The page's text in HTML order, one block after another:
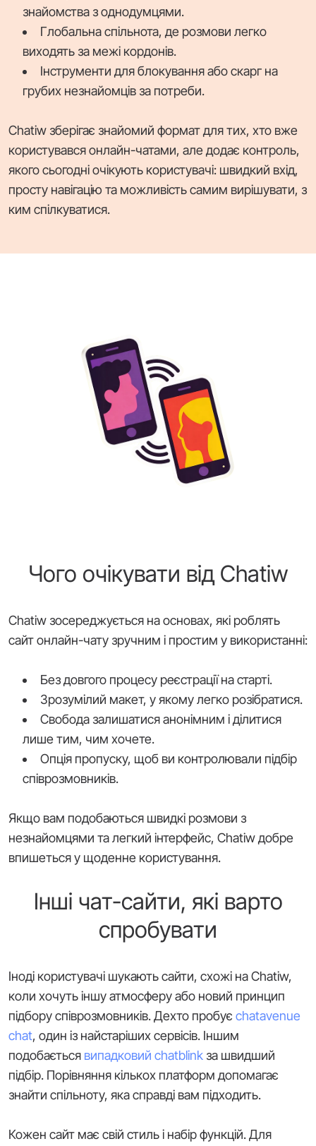
знайомства з однодумцями.
Глобальна спільнота, де розмови легко
виходять за межі кордонів.
Інструменти для блокування або скарг на
грубих незнайомців за потреби.
Chatiw зберігає знайомий формат для тих, хто вже
користувався онлайн-чатами, але додає контроль,
якого сьогодні очікують користувачі: швидкий вхід,
просту навігацію та можливість самим вирішувати, з
ким спілкуватися.
Чого очікувати від Chatiw
Chatiw зосереджується на основах, які роблять
сайт онлайн-чату зручним і простим у використанні:
Без довгого процесу реєстрації на старті.
Зрозумілий макет, у якому легко розібратися.
Свобода залишатися анонімним і ділитися
лише тим, чим хочете.
Опція пропуску, щоб ви контролювали підбір
співрозмовників.
Якщо вам подобаються швидкі розмови з
незнайомцями та легкий інтерфейс, Chatiw добре
впишеться у щоденне користування.
Інші чат-сайти, які варто
спробувати
Іноді користувачі шукають сайти, схожі на Chatiw,
коли хочуть іншу атмосферу або новий принцип
підбору співрозмовників. Дехто пробує chatavenue
chat, один із найстаріших сервісів. Іншим
подобається випадковий chatblink за швидший
підбір. Порівняння кількох платформ допомагає
знайти спільноту, яка справді вам підходить.
Кожен сайт має свій стиль і набір функцій. Для